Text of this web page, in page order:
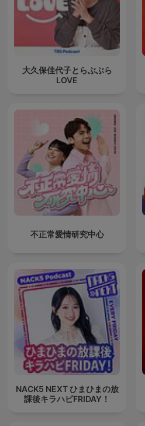
大久保佳代子とらぶぶら
LOVE
不正常愛情研究中心
NACK5 NEXT ひまひまの放
課後キラハピFRIDAY！